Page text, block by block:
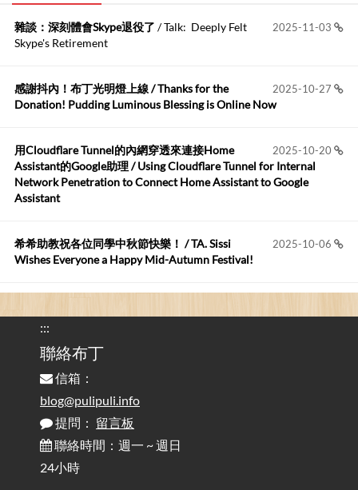
Anonymous:
https://github.com/t...
2026-05-17
布丁布丁吃布丁:
我目前並沒有常駐的Google Home...
2026-05-15
Robertmycs:
這篇WinXP公用電腦安裝與優化的步驟超...
您好,首先肯定感謝您造福許多莘莘學子。有...
2025-11-03
雜談：深刻體會Skype退役了 / Talk: Deeply Felt
Skype's Retirement
2025-10-27
感謝抖內！布丁光明燈上線 / Thanks for the
Donation! Pudding Luminous Blessing is Online Now
2025-10-20
用Cloudflare Tunnel的內網穿透來連接Home
Assistant的Google助理 / Using Cloudflare Tunnel for Internal
Network Penetration to Connect Home Assistant to Google
Assistant
2025-10-06
希希助教祝各位同學中秋節快樂！ / TA. Sissi
Wishes Everyone a Happy Mid-Autumn Festival!
的問題 / Are You Tired of Looking at the Computer? Pay More
Attention to Glare Than the Screen
為何桌前打字總是腰痠背痛？桌子高度和螢幕高度
對人體工學的影響 / The Effect of Desk and Monitor Height on
Ergonomics: Why Does Typing at a Desk Often Lead to Back Pain?
行動網路無法連線？三星手機簡易解決方案
/ Mobile Network Not Connecting? Easy Solutions for Samsung
:::
聯絡布丁
信箱：
blog@pulipuli.info
提問： 留言板
聯絡時間：週一 ~ 週日
24小時